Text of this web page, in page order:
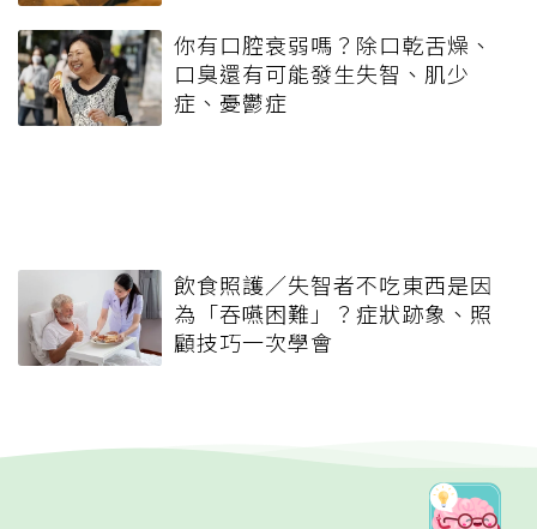
你有口腔衰弱嗎？除口乾舌燥、
口臭還有可能發生失智、肌少
症、憂鬱症
飲食照護／失智者不吃東西是因
為「吞嚥困難」？症狀跡象、照
顧技巧一次學會